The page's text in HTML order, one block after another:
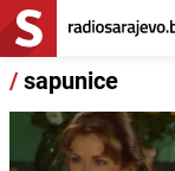
/sapunice